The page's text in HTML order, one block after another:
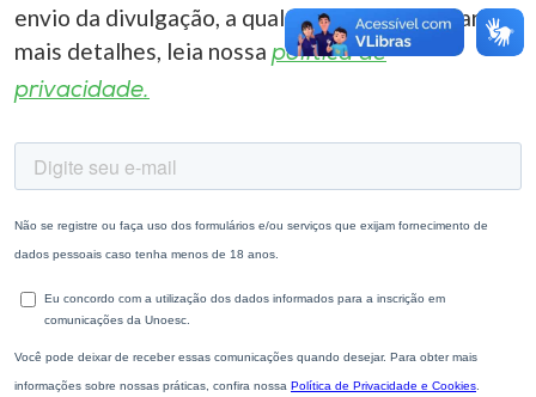
envio da divulgação, a qualquer momento. Para
mais detalhes, leia nossa política de
privacidade.